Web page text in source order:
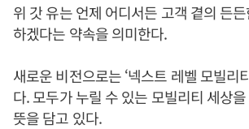
위 갓 유는 언제 어디서든 고객 곁의 든
하겠다는 약속을 의미한다.
새로운 비전으로는 ‘넥스트 레벨 모빌리
다. 모두가 누릴 수 있는 모빌리티 세상
뜻을 담고 있다.